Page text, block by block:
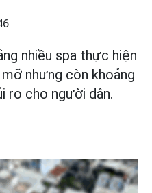
nhiều spa thực hiện
nhưng còn khoảng
ro cho người dân.